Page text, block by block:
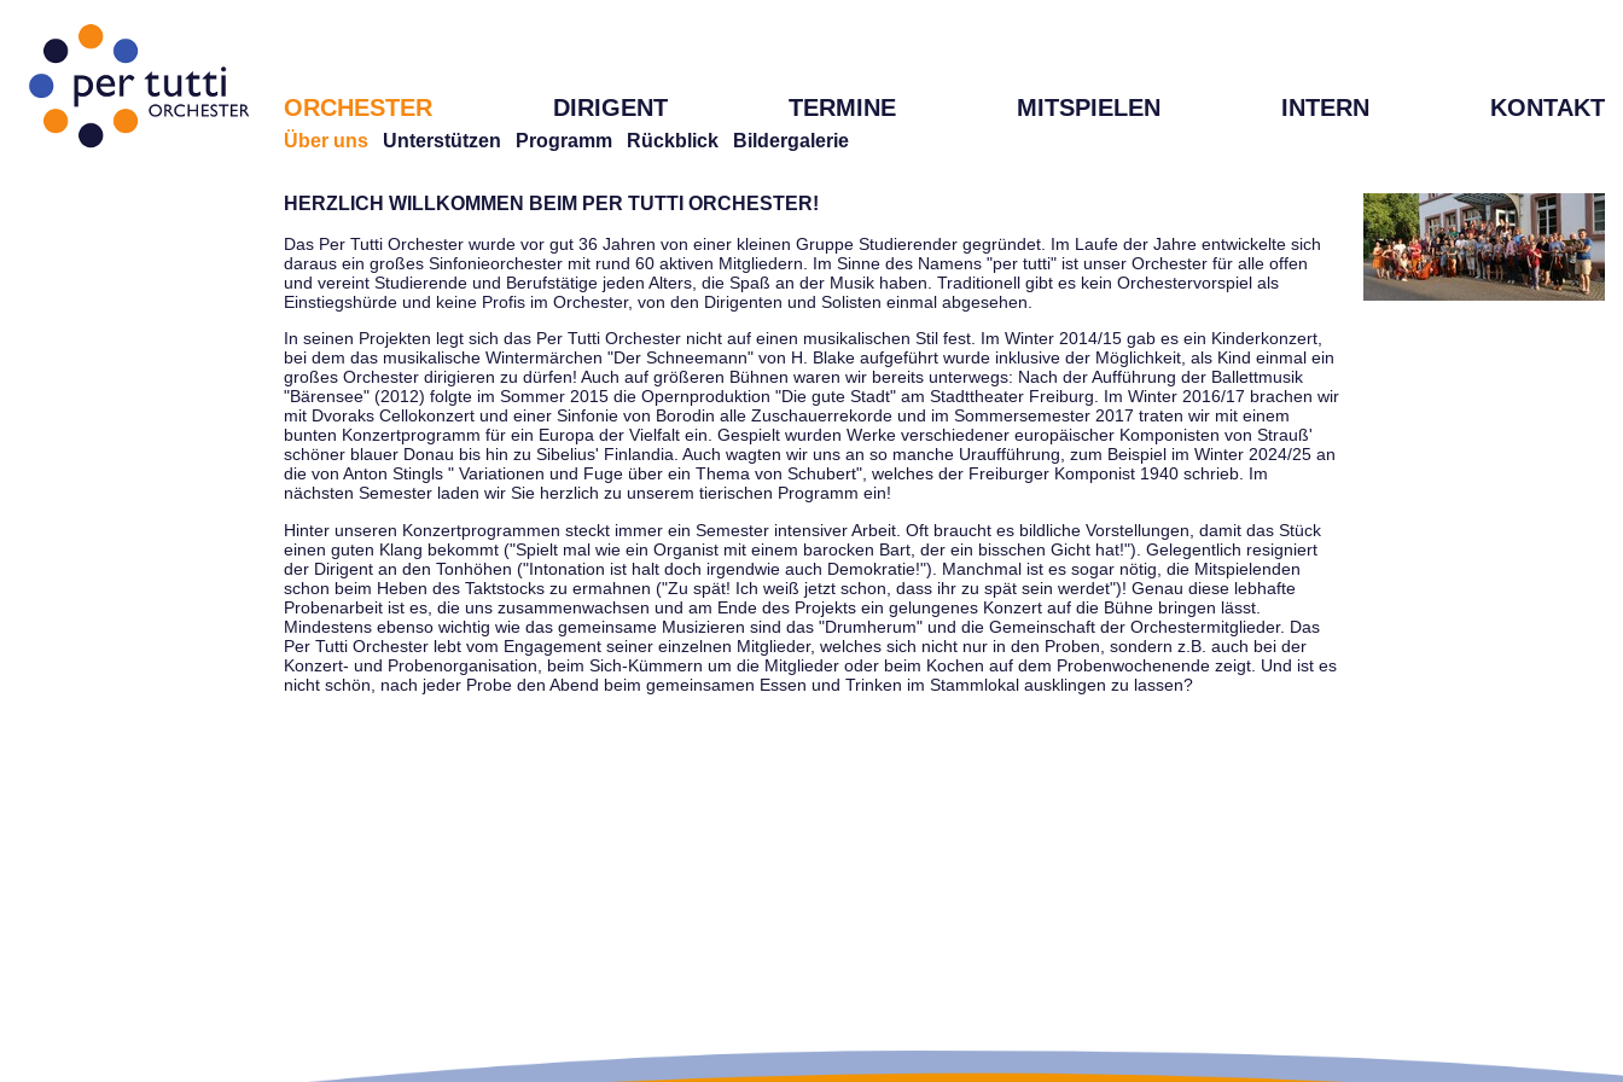
ORCHESTER DIRIGENT TERMINE MITSPIELEN INTERN KONTAKT
Über uns Unterstützen Programm Rückblick Bildergalerie
HERZLICH WILLKOMMEN BEIM PER TUTTI ORCHESTER!
Das Per Tutti Orchester wurde vor gut 36 Jahren von einer kleinen Gruppe Studierender gegründet. Im Laufe der Jahre entwickelte sich
daraus ein großes Sinfonieorchester mit rund 60 aktiven Mitgliedern. Im Sinne des Namens "per tutti" ist unser Orchester für alle offen
und vereint Studierende und Berufstätige jeden Alters, die Spaß an der Musik haben. Traditionell gibt es kein Orchestervorspiel als
Einstiegshürde und keine Profis im Orchester, von den Dirigenten und Solisten einmal abgesehen.
In seinen Projekten legt sich das Per Tutti Orchester nicht auf einen musikalischen Stil fest. Im Winter 2014/15 gab es ein Kinderkonzert,
bei dem das musikalische Wintermärchen "Der Schneemann" von H. Blake aufgeführt wurde inklusive der Möglichkeit, als Kind einmal ein
großes Orchester dirigieren zu dürfen! Auch auf größeren Bühnen waren wir bereits unterwegs: Nach der Aufführung der Ballettmusik
"Bärensee" (2012) folgte im Sommer 2015 die Opernproduktion "Die gute Stadt" am Stadttheater Freiburg. Im Winter 2016/17 brachen wir
mit Dvoraks Cellokonzert und einer Sinfonie von Borodin alle Zuschauerrekorde und im Sommersemester 2017 traten wir mit einem
bunten Konzertprogramm für ein Europa der Vielfalt ein. Gespielt wurden Werke verschiedener europäischer Komponisten von Strauß'
schöner blauer Donau bis hin zu Sibelius' Finlandia. Auch wagten wir uns an so manche Uraufführung, zum Beispiel im Winter 2024/25 an
die von Anton Stingls " Variationen und Fuge über ein Thema von Schubert", welches der Freiburger Komponist 1940 schrieb. Im
nächsten Semester laden wir Sie herzlich zu unserem tierischen Programm ein!
Hinter unseren Konzertprogrammen steckt immer ein Semester intensiver Arbeit. Oft braucht es bildliche Vorstellungen, damit das Stück
einen guten Klang bekommt ("Spielt mal wie ein Organist mit einem barocken Bart, der ein bisschen Gicht hat!"). Gelegentlich resigniert
der Dirigent an den Tonhöhen ("Intonation ist halt doch irgendwie auch Demokratie!"). Manchmal ist es sogar nötig, die Mitspielenden
schon beim Heben des Taktstocks zu ermahnen ("Zu spät! Ich weiß jetzt schon, dass ihr zu spät sein werdet")! Genau diese lebhafte
Probenarbeit ist es, die uns zusammenwachsen und am Ende des Projekts ein gelungenes Konzert auf die Bühne bringen lässt.
Mindestens ebenso wichtig wie das gemeinsame Musizieren sind das "Drumherum" und die Gemeinschaft der Orchestermitglieder. Das
Per Tutti Orchester lebt vom Engagement seiner einzelnen Mitglieder, welches sich nicht nur in den Proben, sondern z.B. auch bei der
Konzert- und Probenorganisation, beim Sich-Kümmern um die Mitglieder oder beim Kochen auf dem Probenwochenende zeigt. Und ist es
nicht schön, nach jeder Probe den Abend beim gemeinsamen Essen und Trinken im Stammlokal ausklingen zu lassen?